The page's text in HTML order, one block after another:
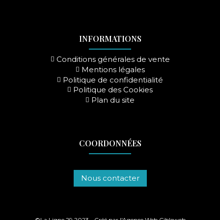
INFORMATIONS
Conditions générales de vente
Mentions légales
Politique de confidentialité
Politique des Cookies
Plan du site
COORDONNÉES
Nous contacter